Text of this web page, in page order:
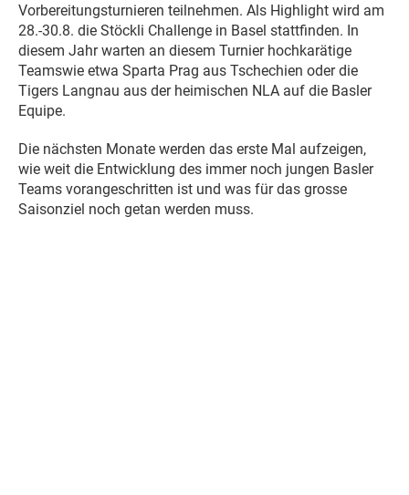
Vorbereitungsturnieren teilnehmen. Als Highlight wird am
28.-30.8. die Stöckli Challenge in Basel stattfinden. In
diesem Jahr warten an diesem Turnier hochkarätige
Teamswie etwa Sparta Prag aus Tschechien oder die
Tigers Langnau aus der heimischen NLA auf die Basler
Equipe.
Die nächsten Monate werden das erste Mal aufzeigen,
wie weit die Entwicklung des immer noch jungen Basler
Teams vorangeschritten ist und was für das grosse
Saisonziel noch getan werden muss.